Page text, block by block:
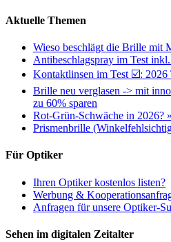
Aktuelle Themen
Wieso beschlägt die Brille mit
Antibeschlagspray im Test
Kontaktlinsen im Test ☑️: 2026
Brille neu verglasen -> mit
zu 60% sparen
Rot-Grün-Schwäche in 2026?
Prismenbrille
Für Optiker
Ihren Optiker kostenlos listen?
Werbung &
Anfragen für unsere Optiker-
Sehen im digitalen Zeitalter